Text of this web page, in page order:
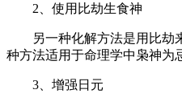
2、使用比劫生食神
另一种化解方法是用比劫
种方法适用于命理学中枭神为
3、增强日元